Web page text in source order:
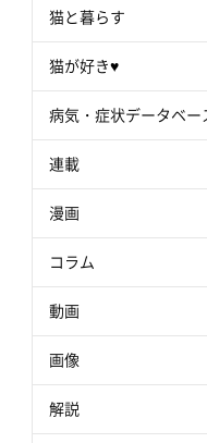
猫と暮らす
猫が好き♥
病気・症状データベー
連載
漫画
コラム
動画
画像
解説